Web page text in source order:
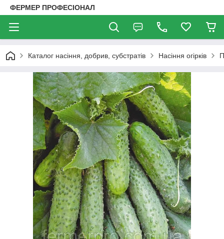
ФЕРМЕР ПРОФЕСІОНАЛ
Каталог насіння, добрив, субстратів Насіння огірків